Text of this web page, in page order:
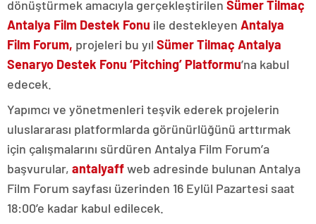
dönüştürmek amacıyla gerçekleştirilen Sümer Tilmaç
Antalya Film Destek Fonu ile destekleyen Antalya
Film Forum, projeleri bu yıl Sümer Tilmaç Antalya
Senaryo Destek Fonu ‘Pitching’ Platformu’na kabul
edecek.
Yapımcı ve yönetmenleri teşvik ederek projelerin
uluslararası platformlarda görünürlüğünü arttırmak
için çalışmalarını sürdüren Antalya Film Forum’a
başvurular, antalyaffweb adresinde bulunan Antalya
Film Forum sayfası üzerinden 16 Eylül Pazartesi saat
18:00’e kadar kabul edilecek.